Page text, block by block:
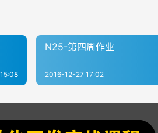
N25-第四周作业
2016-12-27 17:02